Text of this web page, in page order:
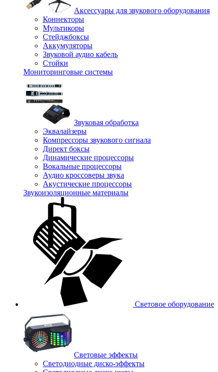
Аксессуары для звукового оборудования
Коннекторы
Мультикоры
Стейджбоксы
Аккумуляторы
Звуковой аудио кабель
Стойки
Мониторинговые системы
Звуковая обработка
Эквалайзеры
Компрессоры звукового сигнала
Директ боксы
Динамические процессоры
Вокальные процессоры
Аудио кроссоверы звука
Акустические процессоры
Звукоизоляционные материалы
Световое оборудование
Световые эффекты
Светодиодные диско-эффекты